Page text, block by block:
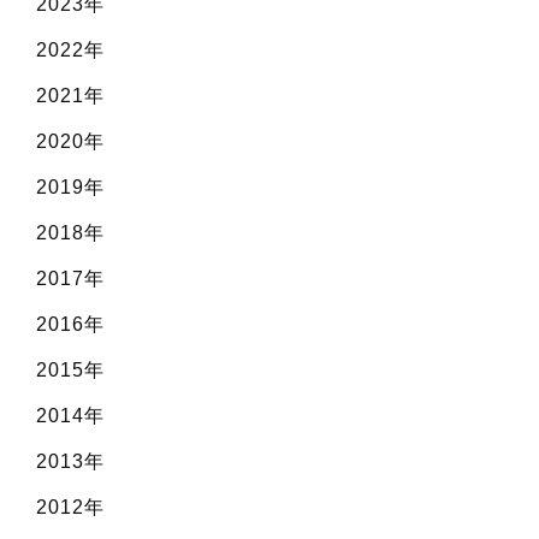
2023年
2022年
2021年
2020年
2019年
2018年
2017年
2016年
2015年
2014年
2013年
2012年